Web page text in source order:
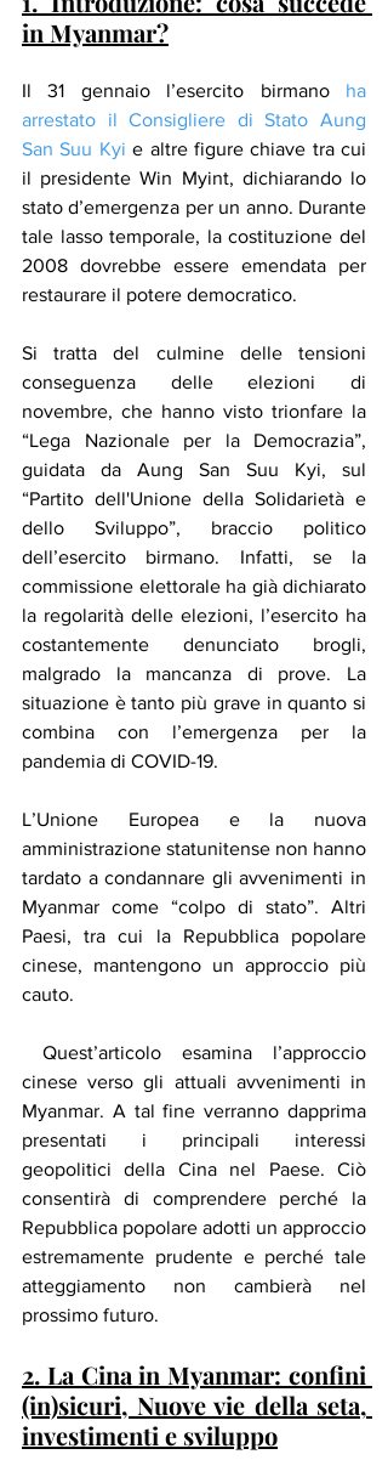
in Myanmar?
Il 31 gennaio l’esercito birmano ha
arrestato il Consigliere di Stato Aung
San Suu Kyi e altre figure chiave tra cui
il presidente Win Myint, dichiarando lo
stato d’emergenza per un anno. Durante
tale lasso temporale, la costituzione del
2008 dovrebbe essere emendata per
restaurare il potere democratico.
Si tratta del culmine delle tensioni
conseguenza delle elezioni di
novembre, che hanno visto trionfare la
“Lega Nazionale per la Democrazia”,
guidata da Aung San Suu Kyi, sul
“Partito dell'Unione della Solidarietà e
dello Sviluppo”, braccio politico
dell’esercito birmano. Infatti, se la
commissione elettorale ha già dichiarato
la regolarità delle elezioni, l’esercito ha
costantemente denunciato brogli,
malgrado la mancanza di prove. La
situazione è tanto più grave in quanto si
combina con l’emergenza per la
pandemia di COVID-19.
L’Unione Europea e la nuova
amministrazione statunitense non hanno
tardato a condannare gli avvenimenti in
Myanmar come “colpo di stato”. Altri
Paesi, tra cui la Repubblica popolare
cinese, mantengono un approccio più
cauto.
cinese verso gli attuali avvenimenti in
Myanmar. A tal fine verranno dapprima
presentati i principali interessi
geopolitici della Cina nel Paese. Ciò
consentirà di comprendere perché la
Repubblica popolare adotti un approccio
estremamente prudente e perché tale
atteggiamento non cambierà nel
prossimo futuro.
2. La Cina in Myanmar: confini
(in)sicuri, Nuove vie della seta,
investimenti e sviluppo